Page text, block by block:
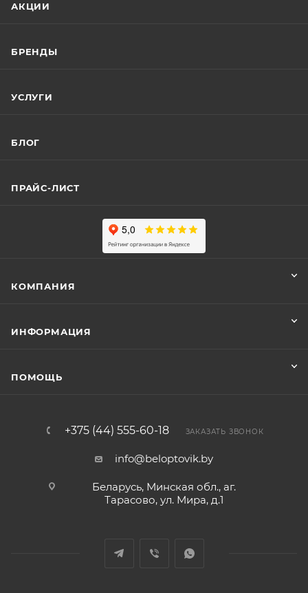
АКЦИИ
БРЕНДЫ
УСЛУГИ
БЛОГ
ПРАЙС-ЛИСТ
КОМПАНИЯ
ИНФОРМАЦИЯ
ПОМОЩЬ
+375 (44) 555-60-18 ЗАКАЗАТЬ ЗВОНОК
info@beloptovik.by
Беларусь, Минская обл., аг.
Тарасово, ул. Мира, д.1